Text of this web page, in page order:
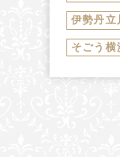
伊勢丹立
そごう横